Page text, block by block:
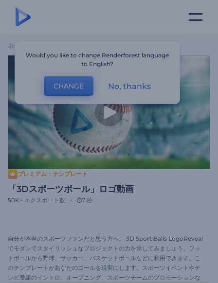
ホーム
プレミアム・テンプレート
「3Dスポーツボール」ロゴ動画
50K+ エクスポート数 7 秒
自分が本当のスポーツファンだと思う方へ。 3D Sport Balls LogoReveal
でモダンでスタイリッシュなプロジェクトの力を示してみましょう。フッ
トボールから野球、サッカー、バスケットボールなどに利用できます。こ
のテンプレートがあなたのゴールを現実にします。スポーツイベントやテ
レビ番組のイントロ、オープニング、スポーツチームのプロモーションな
Would you like to change Renderforest language
to English?
CHANGE No, thanks